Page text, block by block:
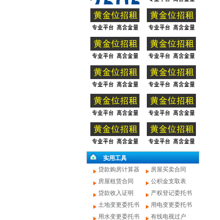
实用工具
贷款购房计算器
房屋买卖合同
房屋租赁合同
公积金支取表
贷款收入证明
产权登记委托书
土地变更委托书
用电变更委托书
用水变更委托书
有线电视过户